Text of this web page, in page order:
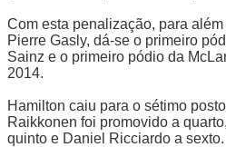
Com esta penalização, para
Pierre Gasly, dá-se o primeiro
Sainz e o primeiro pódio da
2014.
Hamilton caiu para o sétimo
Raikkonen foi promovido a
quinto e Daniel Ricciardo a sexto.